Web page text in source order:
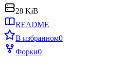
28 KiB
README
В избранном0
Форки0